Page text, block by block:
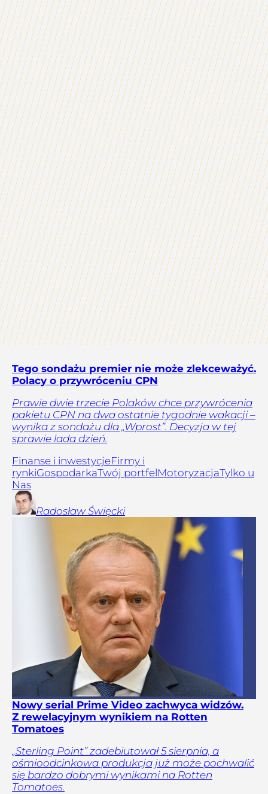
Tego sondażu premier nie może zlekceważyć.
Polacy o przywróceniu CPN
Prawie dwie trzecie Polaków chce przywrócenia
pakietu CPN na dwa ostatnie tygodnie wakacji –
wynika z sondażu dla „Wprost”. Decyzja w tej
sprawie lada dzień.
Finanse i inwestycjeFirmy i
rynkiGospodarkaTwój portfelMotoryzacjaTylko u
Nas
Radosław Święcki
Nowy serial Prime Video zachwyca widzów.
Z rewelacyjnym wynikiem na Rotten
Tomatoes
„Sterling Point” zadebiutował 5 sierpnia, a
ośmioodcinkowa produkcja już może pochwalić
się bardzo dobrymi wynikami na Rotten
Tomatoes.